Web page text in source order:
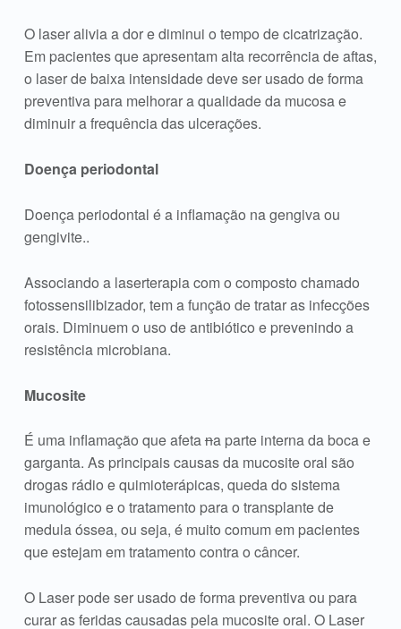
O laser alivia a dor e diminui o tempo de cicatrização.
Em pacientes que apresentam alta recorrência de aftas,
o laser de baixa intensidade deve ser usado de forma
preventiva para melhorar a qualidade da mucosa e
diminuir a frequência das ulcerações.
Doença periodontal
Doença periodontal é a inflamação na gengiva ou
gengivite..
Associando a laserterapia com o composto chamado
fotossensilibizador, tem a função de tratar as infecções
orais. Diminuem o uso de antibiótico e prevenindo a
resistência microbiana.
Mucosite
É uma inflamação que afetana parte interna da boca e
garganta. As principais causas da mucosite oral são
drogas rádio e quimioterápicas, queda do sistema
imunológico e o tratamento para o transplante de
medula óssea, ou seja, é muito comum em pacientes
que estejam em tratamento contra o câncer.
O Laser pode ser usado de forma preventiva ou para
curar as feridas causadas pela mucosite oral. O Laser